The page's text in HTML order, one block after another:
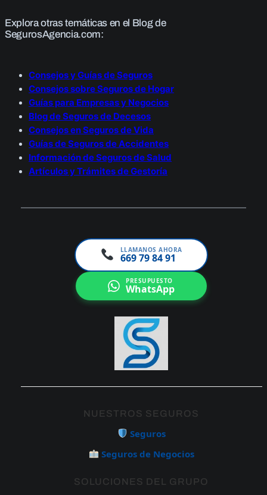
Explora otras temáticas en el Blog de
SegurosAgencia.com:
Consejos y Guías de Seguros
Consejos sobre Seguros de Hogar
Guías para Empresas y Negocios
Blog de Seguros de Decesos
Consejos en Seguros de Vida
Guías de Seguros de Accidentes
Información de Seguros de Salud
Artículos y Trámites de Gestoría
LLAMANOS AHORA
669 79 84 91
PRESUPUESTO
WhatsApp
NUESTROS SEGUROS
Seguros
Seguros de Negocios
SOLUCIONES DEL GRUPO